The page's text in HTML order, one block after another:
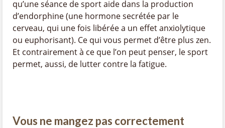
qu’une séance de sport aide dans la production
d’endorphine (une hormone secrétée par le
cerveau, qui une fois libérée a un effet anxiolytique
ou euphorisant). Ce qui vous permet d’être plus zen.
Et contrairement à ce que l’on peut penser, le sport
permet, aussi, de lutter contre la fatigue.
Vous ne mangez pas correctement